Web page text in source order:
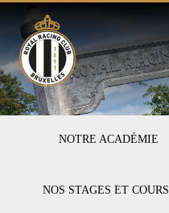
main
content
FIRST-NOTRE ACADÉMIE
NOS STAGES ET COURS